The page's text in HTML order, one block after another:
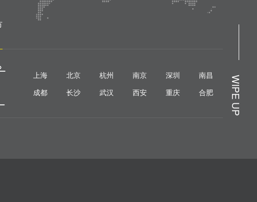
WIPE UP
上海 北京 杭州 南京 深圳
南昌
成都
长沙 武汉 西安 重庆 合肥